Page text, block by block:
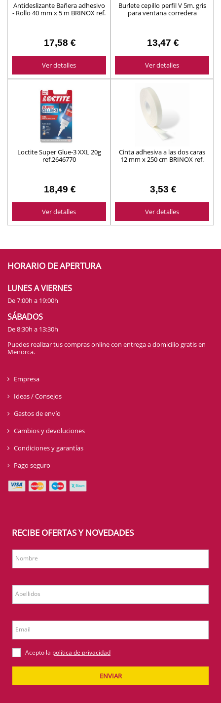
Antideslizante Bañera adhesivo
- Rollo 40 mm x 5 m BRINOX ref.
17,58 €
Ver detalles
Burlete cepillo perfil V 5m. gris
para ventana corredera
13,47 €
Ver detalles
Loctite Super Glue-3 XXL 20g
ref.2646770
18,49 €
Ver detalles
Cinta adhesiva a las dos caras
12 mm x 250 cm BRINOX ref.
3,53 €
Ver detalles
HORARIO DE APERTURA
LUNES A VIERNES
De 7:00h a 19:00h
SÁBADOS
De 8:30h a 13:30h
Puedes realizar tus compras online con entrega a domicilio gratis en
Menorca.
Empresa
Ideas / Consejos
Gastos de envío
Cambios y devoluciones
Condiciones y garantías
Pago seguro
RECIBE OFERTAS Y NOVEDADES
Nombre
Apellidos
Email
Acepto la política de privacidad
ENVIAR